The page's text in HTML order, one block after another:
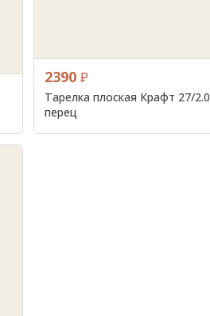
2390 ₽
Тарелка плоская Крафт 27/2.0
перец